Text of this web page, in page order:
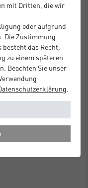
30 x 30 cm
mit Dritten, die wir
oder aufgrund
Die Zustimmung
das Recht,
zu einem späteren
Beachten Sie unser